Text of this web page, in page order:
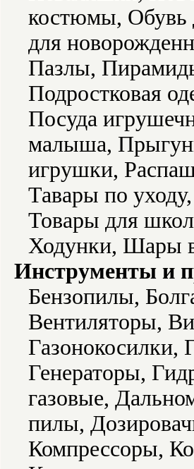
костюмы, Обувь
для
Пазлы,
Подростковая
Посуда
малыша,
игрушки,
Тавары по
Товары для
Ходунки, Шары
Инструменты и
Бензопилы,
Вентиляторы,
Газонокосилки,
Генераторы,
газовые,
пилы,
Компрессоры,